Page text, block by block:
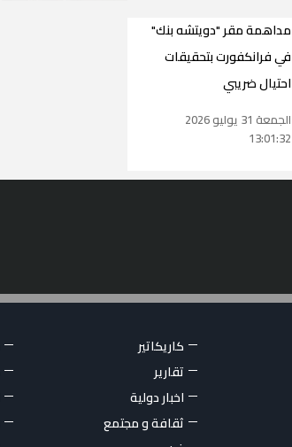
مداهمة مقر "دويتشه بنك"
في فرانكفورت بتحقيقات
احتيال ضريبي
الجمعة 31 يوليو 2026
13:01:32
كاريكاتير
تقارير
اخبار دولية
ثقافة و مجتمع